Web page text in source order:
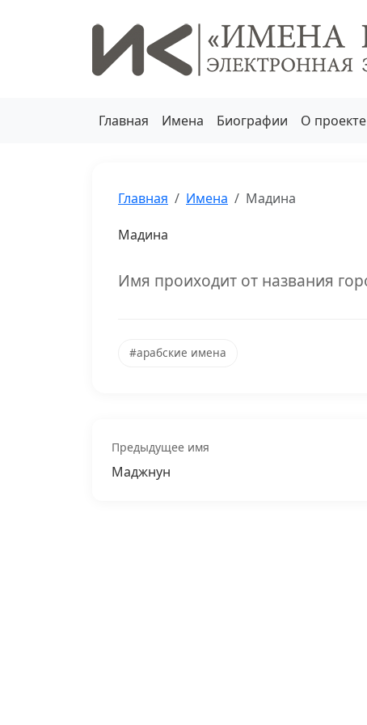
Главная Имена Биографии О проекте
Главная Имена Мадина
Мадина
Имя проиходит от названия
#арабские имена
Предыдущее имя
Маджнун